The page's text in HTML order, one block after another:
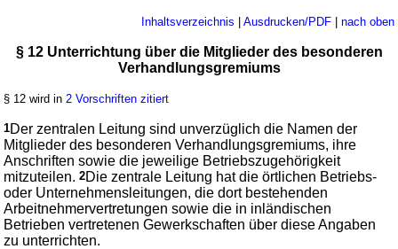
Inhaltsverzeichnis | Ausdrucken/PDF| nach oben
§ 12 Unterrichtung über die Mitglieder des besonderen
Verhandlungsgremiums
§ 12 wird in 2 Vorschriften zitiert
1Der zentralen Leitung sind unverzüglich die Namen der
Mitglieder des besonderen Verhandlungsgremiums, ihre
Anschriften sowie die jeweilige Betriebszugehörigkeit
mitzuteilen.2Die zentrale Leitung hat die örtlichen Betriebs-
oder Unternehmensleitungen, die dort bestehenden
Arbeitnehmervertretungen sowie die in inländischen
Betrieben vertretenen Gewerkschaften über diese Angaben
zu unterrichten.